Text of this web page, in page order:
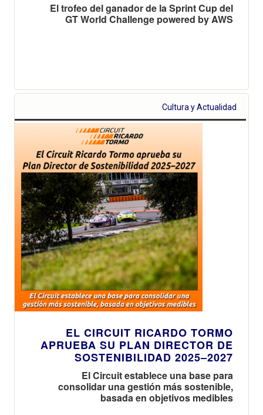
El trofeo del ganador de la Sprint Cup del
GT World Challenge powered by AWS
Cultura y Actualidad
EL CIRCUIT RICARDO TORMO
APRUEBA SU PLAN DIRECTOR DE
SOSTENIBILIDAD 2025–2027
El Circuit establece una base para
consolidar una gestión más sostenible,
basada en objetivos medibles